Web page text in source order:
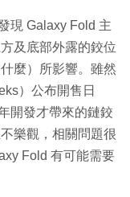
現 Galaxy Fold 主
及底部外露的鉸位
麼）所影響。雖然
）公布開售日
開發才帶來的鏈鉸
樂觀，相關問題很
Fold 有可能需要